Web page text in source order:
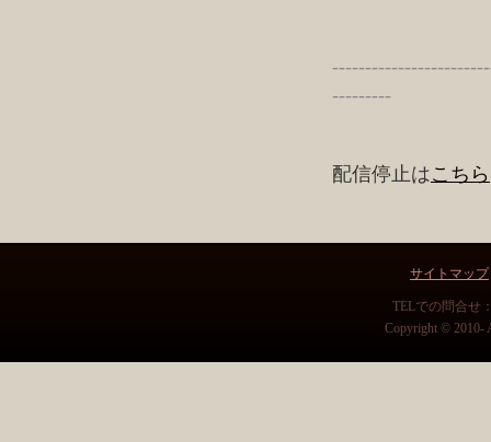
---------
配信停止はこちら
サイトマップ
TELでの問合せ
Copyright © 2010-